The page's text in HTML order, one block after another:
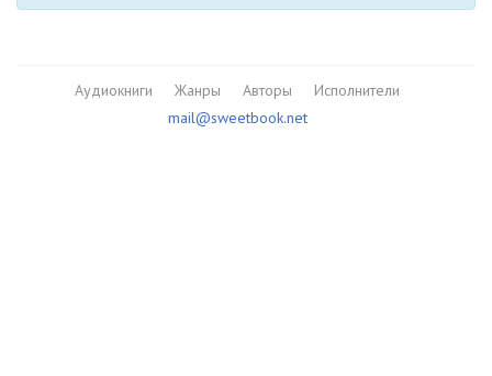
Аудиокниги Жанры Авторы
Исполнители
mail@sweetbook.net